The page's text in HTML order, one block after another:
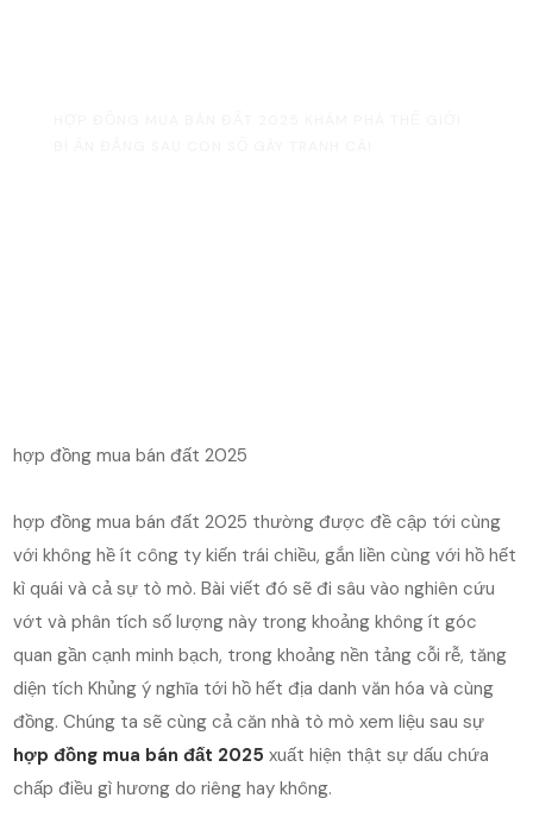
hợp đồng mua bán đất 2025
hợp đồng mua bán đất 2025 thường được đề cập tới cùng
với không hề ít công ty kiến trái chiều, gắn liền cùng với hồ hết
kì quái và cả sự tò mò. Bài viết đó sẽ đi sâu vào nghiên cứu
vớt và phân tích số lượng này trong khoảng không ít góc
quan gần cạnh minh bạch, trong khoảng nền tảng cỗi rễ, tăng
diện tích Khủng ý nghĩa tới hồ hết địa danh văn hóa và cùng
đồng. Chúng ta sẽ cùng cả căn nhà tò mò xem liệu sau sự
hợp đồng mua bán đất 2025 xuất hiện thật sự dấu chứa
chấp điều gì hương do riêng hay không.